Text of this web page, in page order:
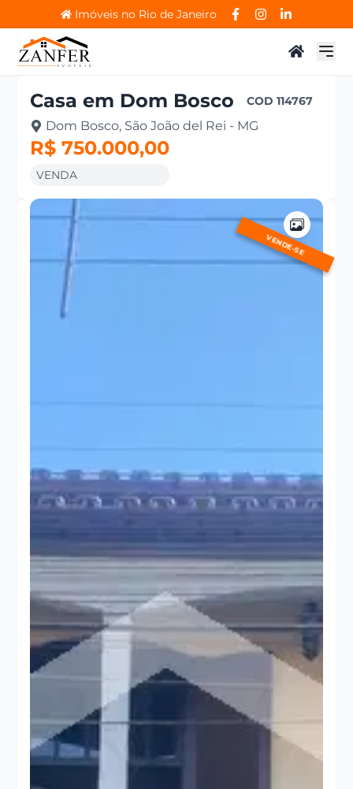
Imóveis no Rio de Janeiro
Casa em Dom Bosco COD114767
Dom Bosco, São João del Rei - MG
R$ 750.000,00
VENDA
VENDE-SE